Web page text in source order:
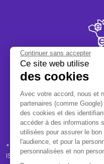
Continuer sans accepter
Ce site web utilise
des cookies
Avec votre accord, nous et
partenaires (comme
des cookies et des
accéder à des informations
utilisées pour assurer le
l'audience, et pour la
personnalisées et non
Plus de
* Avis client Trustville
ISO "Avis de consommateurs